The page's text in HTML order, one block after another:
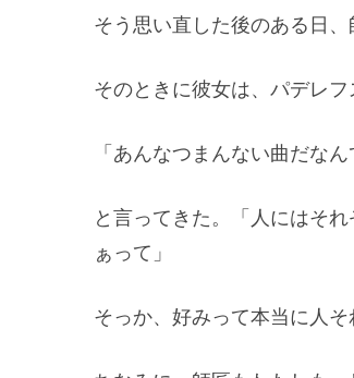
そう思い直した後のある日、
そのときに彼女は、パデレ
「あんなつまんない曲だな
と言ってきた。「人にはそ
ぁって」
そっか、好みって本当に人そ